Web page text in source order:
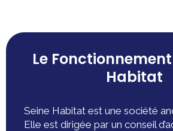
Le
Habitat
Seine Habitat est une société
Elle est dirigée par un conseil